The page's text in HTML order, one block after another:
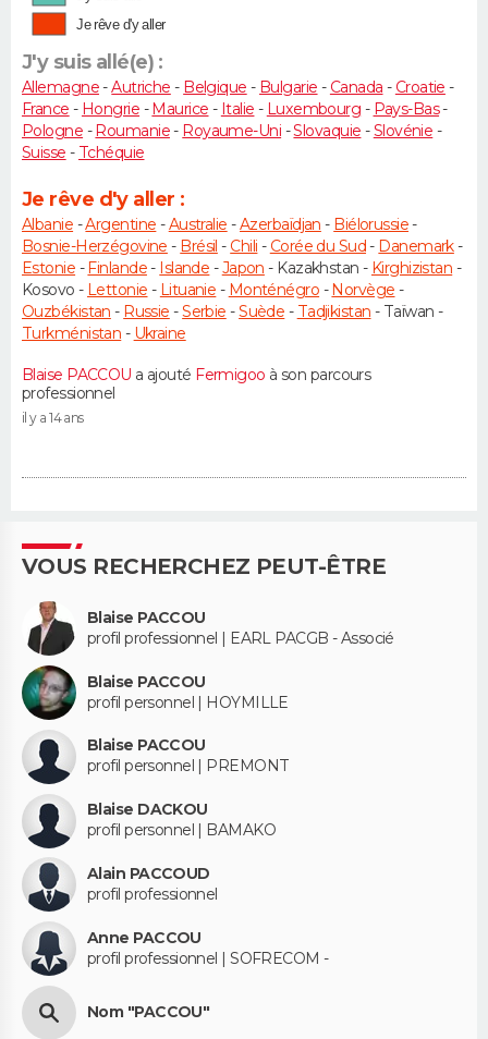
Je rêve d'y aller
J'y suis allé(e) :
Allemagne-Autriche - Belgique - Bulgarie - Canada - Croatie -
France - Hongrie - Maurice - Italie - Luxembourg - Pays-Bas-
Pologne - Roumanie- Royaume-Uni -Slovaquie -Slovénie -
Suisse - Tchéquie
Je rêve d'y aller :
Albanie -Argentine -Australie -Azerbaïdjan - Biélorussie-
Bosnie-Herzégovine - Brésil - Chili - Corée du Sud - Danemark-
Estonie - Finlande- Islande -Japon - Kazakhstan - Kirghizistan -
Kosovo - Lettonie - Lituanie - Monténégro - Norvège -
Ouzbékistan - Russie -Serbie -Suède - Tadjikistan - Taïwan -
Turkménistan - Ukraine
Blaise PACCOU a ajouté Fermigoo à son parcours
professionnel
il y a 14 ans
VOUS RECHERCHEZ PEUT-ÊTRE
Blaise PACCOU
profil professionnel | EARL PACGB - Associé
Blaise PACCOU
profil personnel | HOYMILLE
Blaise PACCOU
profil personnel | PREMONT
Blaise DACKOU
profil personnel | BAMAKO
Alain PACCOUD
profil professionnel
Anne PACCOU
profil professionnel | SOFRECOM -
Nom "PACCOU"